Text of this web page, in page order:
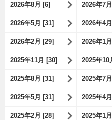
2026年8月 [6] 2026年7
2026年5月 [31] 2026年4
2026年2月 [29] 2026年1
2025年11月 [30] 2025年10
2025年8月 [31] 2025年7
2025年5月 [31] 2025年4
2025年2月 [28] 2025年1